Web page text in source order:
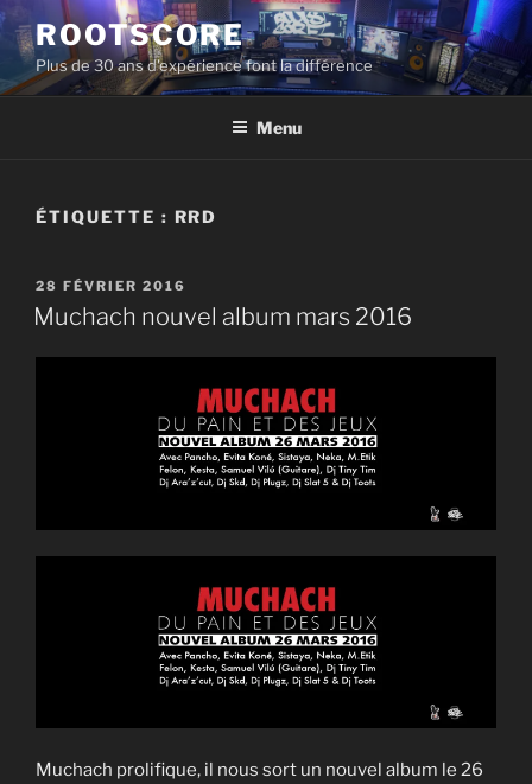
Aller
au
contenu
principal
ROOTSCORE
Plus de 30 ans d'expérience font la différence
Menu
ÉTIQUETTE : RRD
PUBLIÉ
LE
28 FÉVRIER 2016
Muchach nouvel album mars 2016
Muchach prolifique, il nous sort un nouvel album le 26